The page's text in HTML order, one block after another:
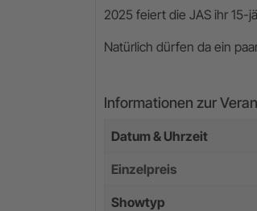
2025 feiert die JAS ihr 15-
Natürlich dürfen da ein
Informationen zur
Datum & Uhrzeit
Einzelpreis
Showtyp